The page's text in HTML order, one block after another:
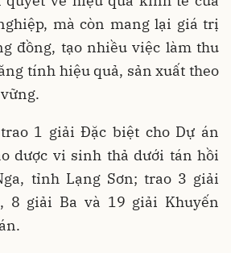
mà còn mang lại giá trị
đồng, tạo nhiều việc làm thu
tính hiệu quả, sản xuất theo
1 giải Đặc biệt cho Dự án
dược vi sinh thả dưới tán hồi
tỉnh Lạng Sơn; trao 3 giải
8 giải Ba và 19 giải Khuyến